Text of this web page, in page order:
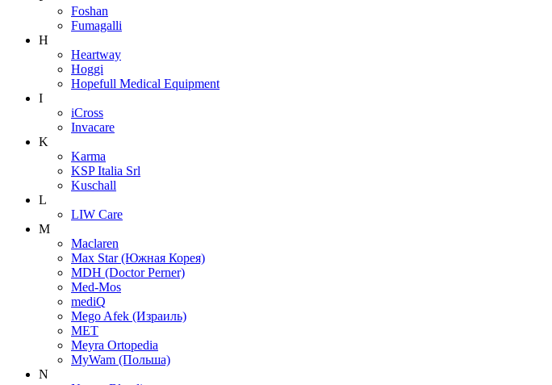
Foshan
Fumagalli
H
Heartway
Hoggi
Hopefull Medical Equipment
I
iCross
Invacare
K
Karma
KSP Italia Srl
Kuschall
L
LIW Care
M
Maclaren
Max Star (Южная Корея)
MDH (Doctor Perner)
Med-Mos
mediQ
Mego Afek (Израиль)
MET
Meyra Ortopedia
MyWam (Польша)
N